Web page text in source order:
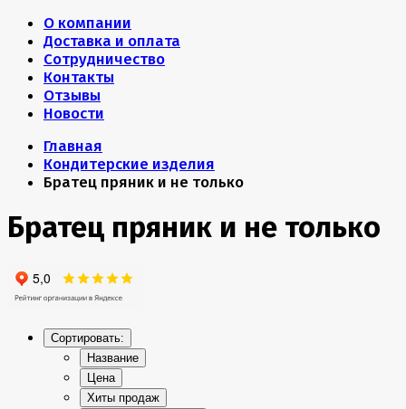
О компании
Доставка и оплата
Сотрудничество
Контакты
Отзывы
Новости
Главная
Кондитерские изделия
Братец пряник и не только
Братец пряник и не только
Сортировать:
Название
Цена
Хиты продаж